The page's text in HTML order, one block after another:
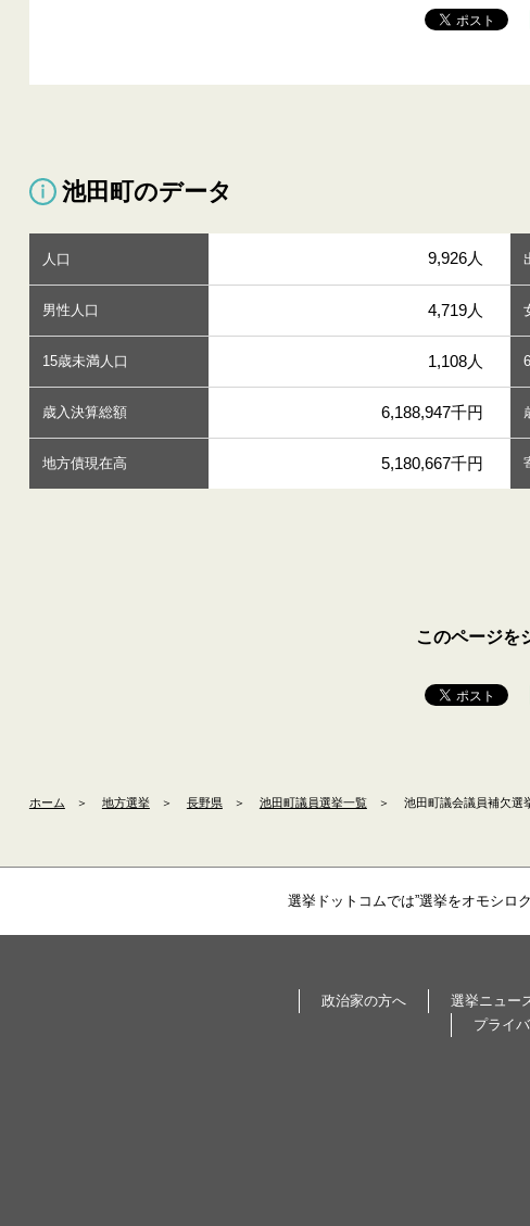
池田町のデータ
人口 9,926人
男性人口 4,719人
15歳未満人口 1,108人
歳入決算総額 6,188,947千円
地方債現在高 5,180,667千円
このページを
ホーム ＞ 地方選挙 ＞ 長野県 ＞ 池田町議員選挙一覧 ＞ 池田町議会議員補欠選
選挙ドットコムでは”選挙をオモシロ
政治家の方へ 選挙ニュー
プライ